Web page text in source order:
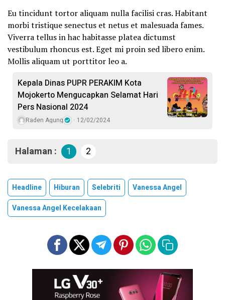
Eu tincidunt tortor aliquam nulla facilisi cras. Habitant
morbi tristique senectus et netus et malesuada fames.
Viverra tellus in hac habitasse platea dictumst
vestibulum rhoncus est. Eget mi proin sed libero enim.
Mollis aliquam ut porttitor leo a.
Kepala Dinas PUPR PERAKIM Kota
Mojokerto Mengucapkan Selamat Hari
Pers Nasional 2024
Raden Agung 12/02/2024
Halaman : 1 2
Headline Hiburan Selebriti
Vanessa Angel
Vanessa Angel Kecelakaan